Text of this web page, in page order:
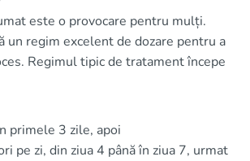
este o provocare pentru mulți.
un regim excelent de dozare pentru a
Regimul tipic de tratament începe
primele 3 zile, apoi
pe zi, din ziua 4 până în ziua 7, urmat